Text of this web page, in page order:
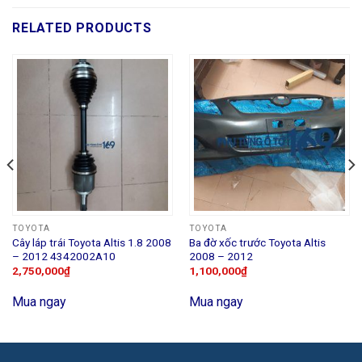
RELATED PRODUCTS
TOYOTA
Cây láp trái Toyota Altis 1.8 2008
– 2012 4342002A10
2,750,000₫
Mua ngay
TOYOTA
Ba đờ xốc trước Toyota Altis
2008 – 2012
1,100,000₫
Mua ngay